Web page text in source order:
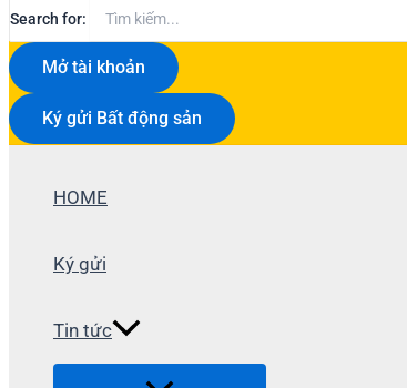
Search for:
Mở tài khoản
Ký gửi Bất động sản
HOME
Ký gửi
Tin tức